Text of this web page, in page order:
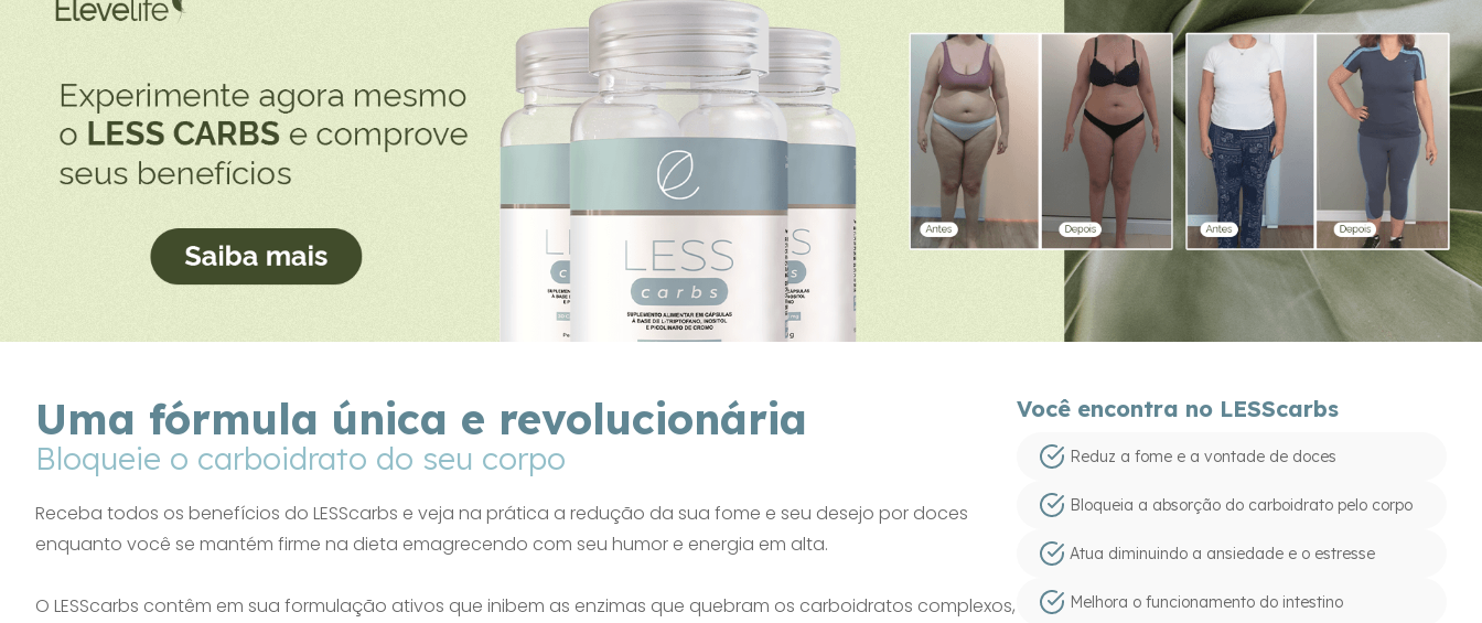
Uma fórmula única e revolucionária
Bloqueie o carboidrato do seu corpo
Receba todos os benefícios do LESScarbs e veja na prática a redução da sua fome e seu desejo por doces
enquanto você se mantém firme na dieta emagrecendo com seu humor e energia em alta.
O LESScarbs contêm em sua formulação ativos que inibem as enzimas que quebram os carboidratos complexos,
Você encontra no LESScarbs
Reduz a fome e a vontade de doces
Bloqueia a absorção do carboidrato pelo corpo
Atua diminuindo a ansiedade e o estresse
Melhora o funcionamento do intestino